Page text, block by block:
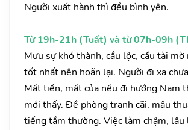
Người xuất hành thì đều bình yên.
Từ 19h-21h (Tuất) và từ 07h-09h
Mưu sự khó thành, cầu lộc, cầu tài
tốt nhất nên hoãn lại. Người đi xa
Mất tiền, mất của nếu đi hướng Nam
mới thấy. Đề phòng tranh cãi, mâu
tiếng tầm thường. Việc làm chậm,